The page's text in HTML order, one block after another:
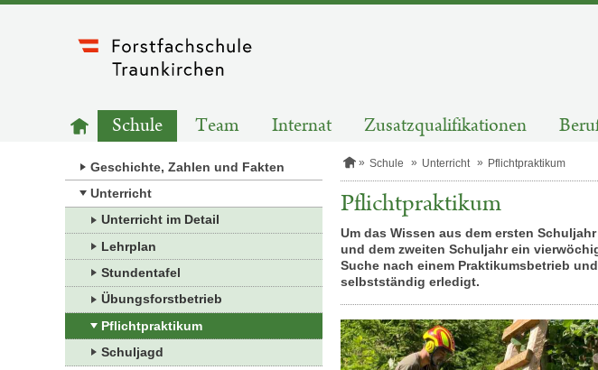
HAUPTNAVIGATION
Zur
Startseite
Schule Team Internat Zusatzqualifikationen
Geschichte, Zahlen und Fakten
Unterricht
Unterricht im Detail
Lehrplan
Stundentafel
Übungsforstbetrieb
Pflichtpraktikum
Schuljagd
S
r
s
e
i
t
Schule Unterricht Pflichtpraktikum
Pflichtpraktikum
Um das Wissen aus dem ersten
und dem zweiten Schuljahr ein
Suche nach einem Praktikumsbetrieb
selbstständig erledigt.